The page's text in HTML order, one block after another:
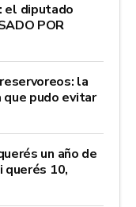
el diputado
POR
la
pudo evitar
un año de
querés 10,